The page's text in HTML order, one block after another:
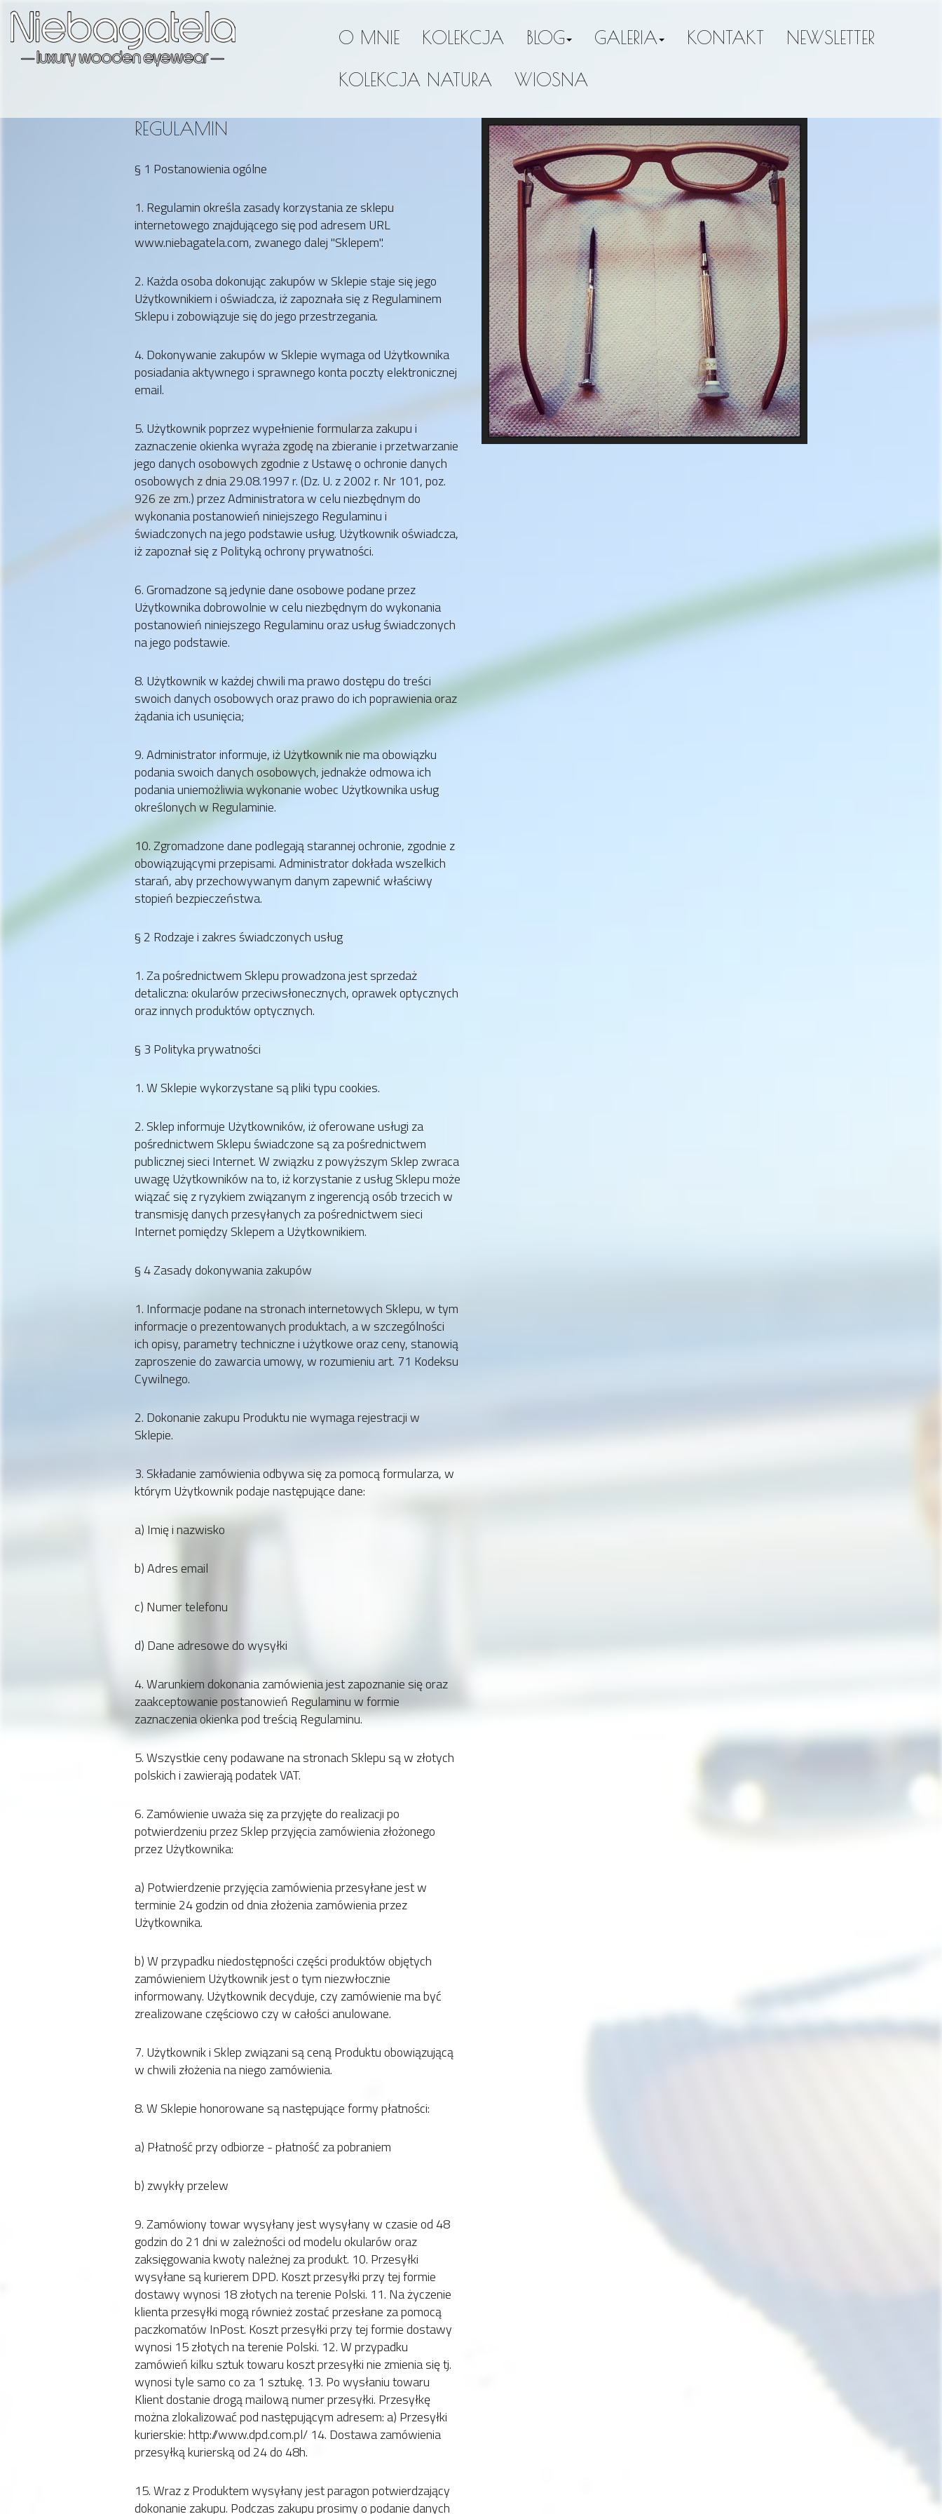
O MNIE KOLEKCJA BLOG GALERIA KONTAKT NEWSLETTER
KOLEKCJA NATURA WIOSNA
REGULAMIN
§ 1 Postanowienia ogólne
1. Regulamin określa zasady korzystania ze sklepu
internetowego znajdującego się pod adresem URL
www.niebagatela.com, zwanego dalej "Sklepem".
2. Każda osoba dokonując zakupów w Sklepie staje się jego
Użytkownikiem i oświadcza, iż zapoznała się z Regulaminem
Sklepu i zobowiązuje się do jego przestrzegania.
4. Dokonywanie zakupów w Sklepie wymaga od Użytkownika
posiadania aktywnego i sprawnego konta poczty elektronicznej
email.
5. Użytkownik poprzez wypełnienie formularza zakupu i
zaznaczenie okienka wyraża zgodę na zbieranie i przetwarzanie
jego danych osobowych zgodnie z Ustawę o ochronie danych
osobowych z dnia 29.08.1997 r. (Dz. U. z 2002 r. Nr 101, poz.
926 ze zm.) przez Administratora w celu niezbędnym do
wykonania postanowień niniejszego Regulaminu i
świadczonych na jego podstawie usług. Użytkownik oświadcza,
iż zapoznał się z Polityką ochrony prywatności.
6. Gromadzone są jedynie dane osobowe podane przez
Użytkownika dobrowolnie w celu niezbędnym do wykonania
postanowień niniejszego Regulaminu oraz usług świadczonych
na jego podstawie.
8. Użytkownik w każdej chwili ma prawo dostępu do treści
swoich danych osobowych oraz prawo do ich poprawienia oraz
żądania ich usunięcia;
9. Administrator informuje, iż Użytkownik nie ma obowiązku
podania swoich danych osobowych, jednakże odmowa ich
podania uniemożliwia wykonanie wobec Użytkownika usług
określonych w Regulaminie.
10. Zgromadzone dane podlegają starannej ochronie, zgodnie z
obowiązującymi przepisami. Administrator dokłada wszelkich
starań, aby przechowywanym danym zapewnić właściwy
stopień bezpieczeństwa.
§ 2 Rodzaje i zakres świadczonych usług
1. Za pośrednictwem Sklepu prowadzona jest sprzedaż
detaliczna: okularów przeciwsłonecznych, oprawek optycznych
oraz innych produktów optycznych.
§ 3 Polityka prywatności
1. W Sklepie wykorzystane są pliki typu cookies.
2. Sklep informuje Użytkowników, iż oferowane usługi za
pośrednictwem Sklepu świadczone są za pośrednictwem
publicznej sieci Internet. W związku z powyższym Sklep zwraca
uwagę Użytkowników na to, iż korzystanie z usług Sklepu może
wiązać się z ryzykiem związanym z ingerencją osób trzecich w
transmisję danych przesyłanych za pośrednictwem sieci
Internet pomiędzy Sklepem a Użytkownikiem.
§ 4 Zasady dokonywania zakupów
1. Informacje podane na stronach internetowych Sklepu, w tym
informacje o prezentowanych produktach, a w szczególności
ich opisy, parametry techniczne i użytkowe oraz ceny, stanowią
zaproszenie do zawarcia umowy, w rozumieniu art. 71 Kodeksu
Cywilnego.
2. Dokonanie zakupu Produktu nie wymaga rejestracji w
Sklepie.
3. Składanie zamówienia odbywa się za pomocą formularza, w
którym Użytkownik podaje następujące dane:
a) Imię i nazwisko
b) Adres email
c) Numer telefonu
d) Dane adresowe do wysyłki
4. Warunkiem dokonania zamówienia jest zapoznanie się oraz
zaakceptowanie postanowień Regulaminu w formie
zaznaczenia okienka pod treścią Regulaminu.
5. Wszystkie ceny podawane na stronach Sklepu są w złotych
polskich i zawierają podatek VAT.
6. Zamówienie uważa się za przyjęte do realizacji po
potwierdzeniu przez Sklep przyjęcia zamówienia złożonego
przez Użytkownika:
a) Potwierdzenie przyjęcia zamówienia przesyłane jest w
terminie 24 godzin od dnia złożenia zamówienia przez
Użytkownika.
b) W przypadku niedostępności części produktów objętych
zamówieniem Użytkownik jest o tym niezwłocznie
informowany. Użytkownik decyduje, czy zamówienie ma być
zrealizowane częściowo czy w całości anulowane.
7. Użytkownik i Sklep związani są ceną Produktu obowiązującą
w chwili złożenia na niego zamówienia.
8. W Sklepie honorowane są następujące formy płatności:
a) Płatność przy odbiorze - płatność za pobraniem
b) zwykły przelew
9. Zamówiony towar wysyłany jest wysyłany w czasie od 48
godzin do 21 dni w zależności od modelu okularów oraz
zaksięgowania kwoty należnej za produkt. 10. Przesyłki
wysyłane są kurierem DPD. Koszt przesyłki przy tej formie
dostawy wynosi 18 złotych na terenie Polski. 11. Na życzenie
klienta przesyłki mogą również zostać przesłane za pomocą
paczkomatów InPost. Koszt przesyłki przy tej formie dostawy
wynosi 15 złotych na terenie Polski. 12. W przypadku
zamówień kilku sztuk towaru koszt przesyłki nie zmienia się tj.
wynosi tyle samo co za 1 sztukę. 13. Po wysłaniu towaru
Klient dostanie drogą mailową numer przesyłki. Przesyłkę
można zlokalizować pod następującym adresem: a) Przesyłki
kurierskie: http://www.dpd.com.pl/ 14. Dostawa zamówienia
przesyłką kurierską od 24 do 48h.
15. Wraz z Produktem wysyłany jest paragon potwierdzający
dokonanie zakupu. Podczas zakupu prosimy o podanie danych